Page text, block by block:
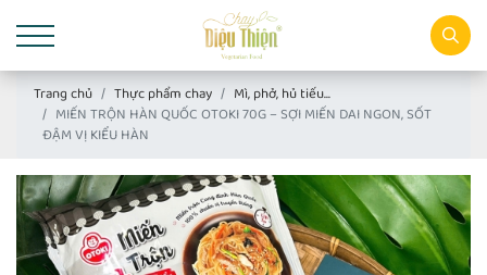
Trang chủ Thực phẩm chay
Mì, phở, hủ tiếu...
MIẾN TRỘN HÀN QUỐC OTOKI 70G – SỢI MIẾN DAI NGON, SỐT
ĐẬM VỊ KIỂU HÀN